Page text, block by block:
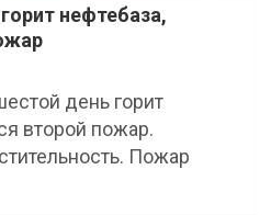
нефтебаза,
день горит
второй пожар.
Пожар